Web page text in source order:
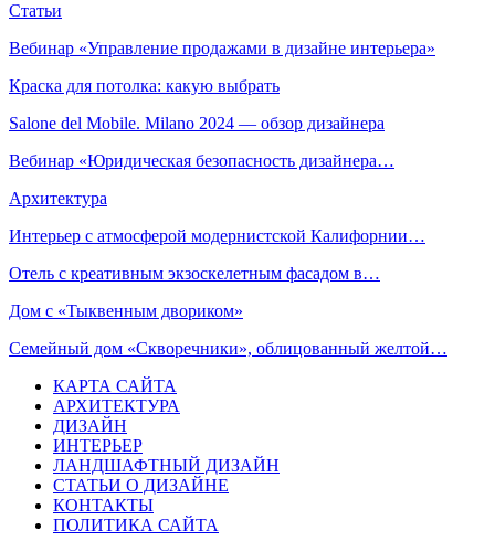
Статьи
Вебинар «Управление продажами в дизайне интерьера»
Краска для потолка: какую выбрать
Salone del Mobile. Milano 2024 — обзор дизайнера
Вебинар «Юридическая безопасность дизайнера…
Архитектура
Интерьер с атмосферой модернистской Калифорнии…
Отель с креативным экзоскелетным фасадом в…
Дом с «Тыквенным двориком»
Семейный дом «Скворечники», облицованный желтой…
КАРТА САЙТА
АРХИТЕКТУРА
ДИЗАЙН
ИНТЕРЬЕР
ЛАНДШАФТНЫЙ ДИЗАЙН
СТАТЬИ О ДИЗАЙНЕ
КОНТАКТЫ
ПОЛИТИКА САЙТА